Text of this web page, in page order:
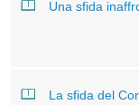
Una sfida
La sfida del